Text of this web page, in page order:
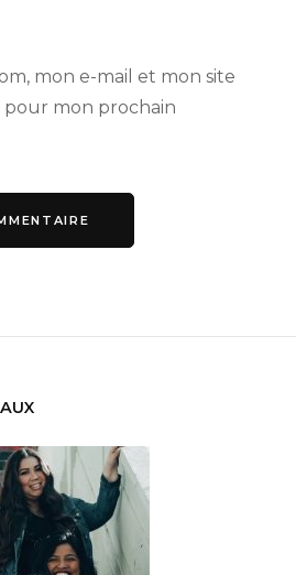
mon e-mail et mon site
mon prochain